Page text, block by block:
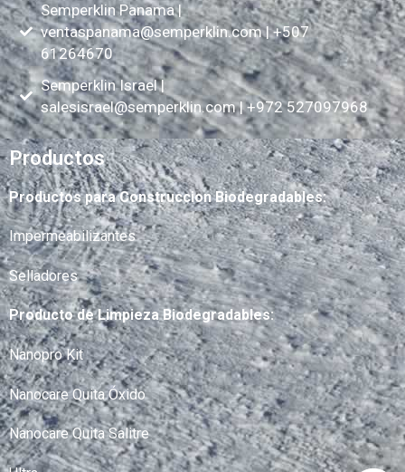
Semperklin Panama |
ventaspanama@semperklin.com| +507
61264670
Semperklin Israel |
salesisrael@semperklin.com| +972 527097968
Productos
Productos para Construccion Biodegradables:
Impermeabilizantes
Selladores
Producto de Limpieza Biodegradables:
Nanopro Kit
Nanocare Quita Óxido
Nanocare Quita Salitre